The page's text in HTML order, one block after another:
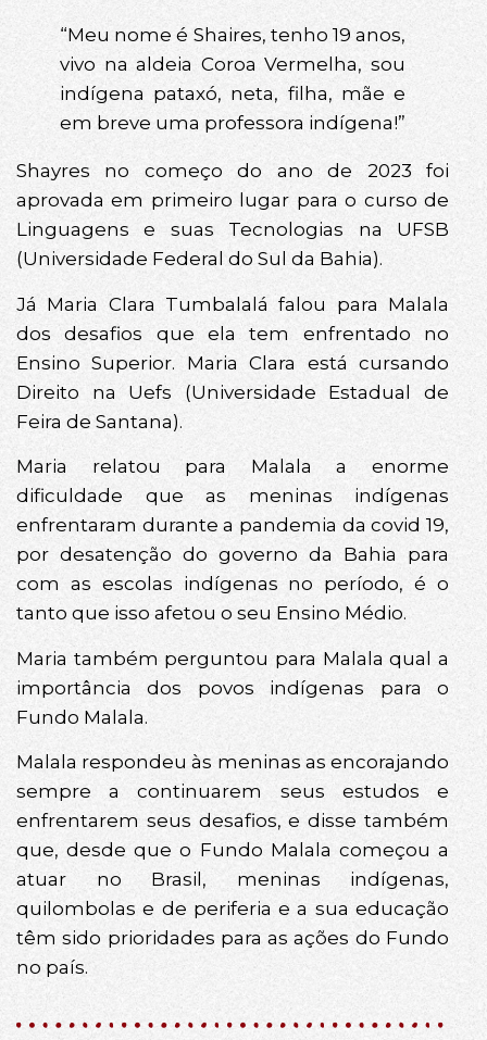
“Meu nome é Shaires, tenho 19 anos,
vivo na aldeia Coroa Vermelha, sou
indígena pataxó, neta, filha, mãe e
em breve uma professora indígena!”
Shayres no começo do ano de 2023 foi
aprovada em primeiro lugar para o curso de
Linguagens e suas Tecnologias na UFSB
(Universidade Federal do Sul da Bahia).
Já Maria Clara Tumbalalá falou para Malala
dos desafios que ela tem enfrentado no
Ensino Superior. Maria Clara está cursando
Direito na Uefs (Universidade Estadual de
Feira de Santana).
Maria relatou para Malala a enorme
dificuldade que as meninas indígenas
enfrentaram durante a pandemia da covid 19,
por desatenção do governo da Bahia para
com as escolas indígenas no período, é o
tanto que isso afetou o seu Ensino Médio.
Maria também perguntou para Malala qual a
importância dos povos indígenas para o
Fundo Malala.
Malala respondeu às meninas as encorajando
sempre a continuarem seus estudos e
enfrentarem seus desafios, e disse também
que, desde que o Fundo Malala começou a
atuar no Brasil, meninas indígenas,
quilombolas e de periferia e a sua educação
têm sido prioridades para as ações do Fundo
no país.